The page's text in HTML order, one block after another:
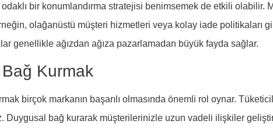
bir konumlandırma stratejisi benimsemek de etkili olabilir.
olağanüstü müşteri hizmetleri veya kolay iade politikaları
genellikle ağızdan ağıza pazarlamadan büyük fayda sağlar.
Kurmak
birçok markanın başarılı olmasında önemli rol oynar.
Duygusal bağ kurarak müşterilerinizle uzun vadeli ilişkiler